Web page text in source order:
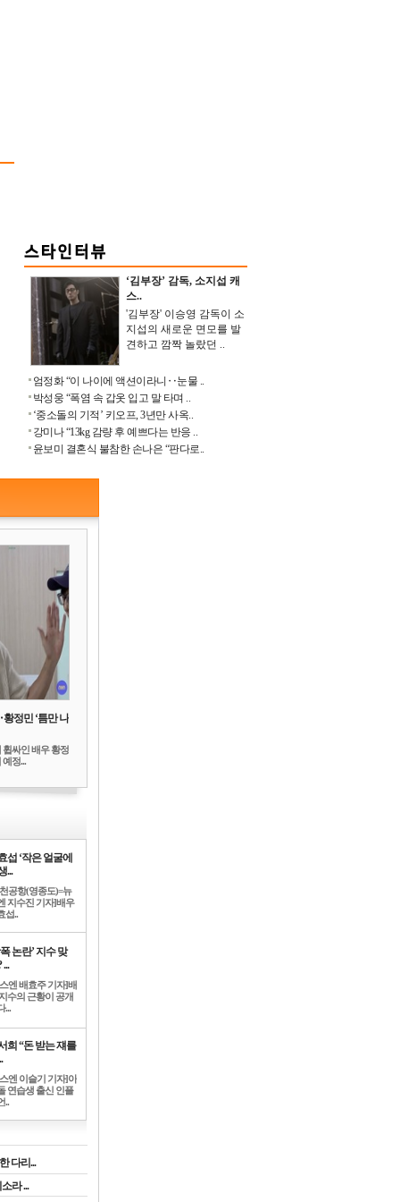
‘김부장’ 감독, 소지섭 캐
스..
'김부장' 이승영 감독이 소
지섭의 새로운 면모를 발
견하고 깜짝 놀랐던 ..
엄정화 “이 나이에 액션이라니‥눈물 ..
박성웅 “폭염 속 갑옷 입고 말 타며 ..
‘중소돌의 기적’ 키오프, 3년만 사옥..
강미나 “13kg 감량 후 예쁘다는 반응 ..
윤보미 결혼식 불참한 손나은 “판다로..
정민 ‘틈만 나
싸인 배우 황정
정...
섭 ‘작은 얼굴에
...
공항(영종도)=뉴
지수진 기자]배우
섭..
논란’ 지수 맞
...
엔 배효주 기자]배
수의 근황이 공개
...
희 “돈 받는 쟤를
엔 이슬기 기자]아
연습생 출신 인플
..
다리...
라 ...